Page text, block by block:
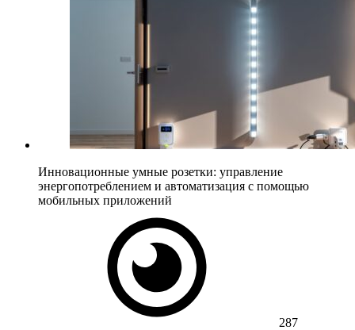
Инновационные умные розетки: управление
энергопотреблением и автоматизация с помощью
мобильных приложений
287